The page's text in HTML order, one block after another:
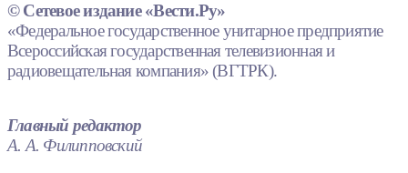
© Сетевое издание «Вести.Ру»
«Федеральное государственное унитарное предприятие
Всероссийская государственная телевизионная и
радиовещательная компания» (ВГТРК).
Главный редактор
А. А. Филипповский